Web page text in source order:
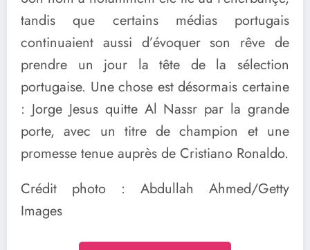
tandis que certains médias portugais
continuaient aussi d’évoquer son rêve de
prendre un jour la tête de la sélection
portugaise. Une chose est désormais certaine
: Jorge Jesus quitte Al Nassr par la grande
porte, avec un titre de champion et une
promesse tenue auprès de Cristiano Ronaldo.
Crédit photo : Abdullah Ahmed/Getty
Images